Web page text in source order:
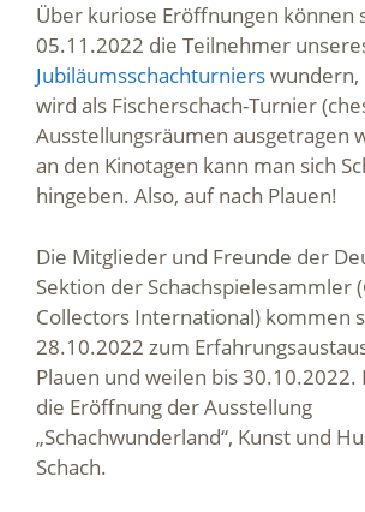
Über kuriose Eröffnungen können
05.11.2022 die Teilnehmer
Jubiläumsschachturnierswundern,
wird als Fischerschach-Turnier
Ausstellungsräumen ausgetragen
an den Kinotagen kann man sich
hingeben. Also, auf nach Plauen!
Die Mitglieder und Freunde der
Sektion der Schachspielesammler
Collectors International) kommen
28.10.2022 zum
Plauen und weilen bis
die Eröffnung der Ausstellung
„Schachwunderland“, Kunst und
Schach.